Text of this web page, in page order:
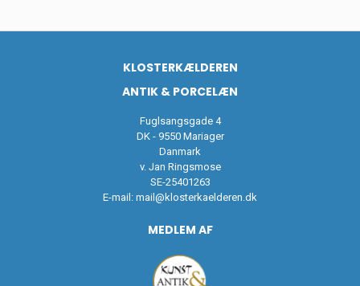
KLOSTERKÆLDEREN
ANTIK & PORCELÆN
Fuglsangsgade 4
DK - 9550 Mariager
Danmark
v. Jan Ringsmose
SE-25401263
E-mail: mail@klosterkaelderen.dk
MEDLEM AF